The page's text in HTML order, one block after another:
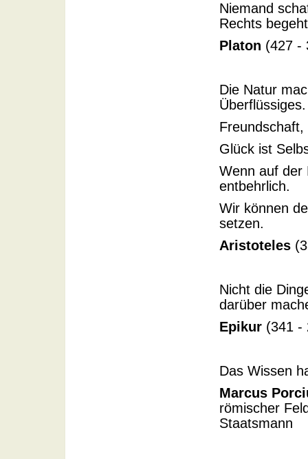
Niemand
Rechts
Platon (427 -
Die Natur
Überflüssiges.
Glück ist
Wenn auf der
entbehrlich.
Wir können
setzen.
Aristoteles
Nicht die
darüber
Epikur (341 -
Das Wissen
Marcus
römischer
Staatsmann